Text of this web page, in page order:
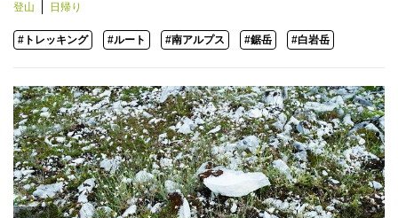
登山 日帰り
#トレッキング #ルート #南アルプス #鋸岳 #白岩岳